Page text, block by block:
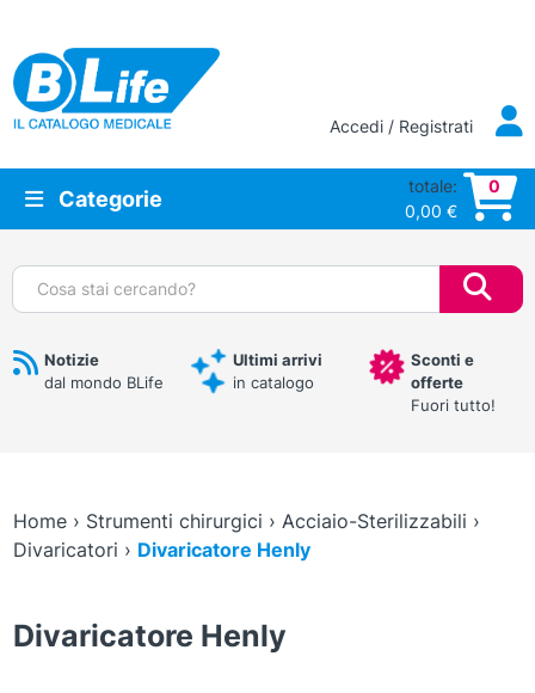
Vai al contenuto principale
Accedi / Registrati
Categorie
totale:
0,00 €
0
Cerca:
Notizie
dal mondo BLife
Ultimi arrivi
in catalogo
Sconti e
offerte
Fuori tutto!
Home› Strumenti chirurgici › Acciaio-Sterilizzabili ›
Divaricatori › Divaricatore Henly
Divaricatore Henly